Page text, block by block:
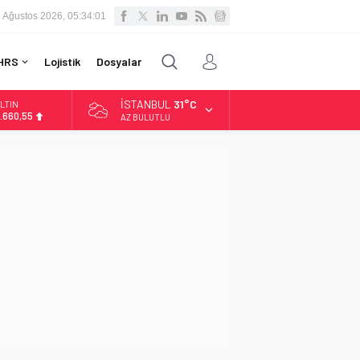
Ağustos 2026, 05:34:02
Lojistik Dosyalar
İSTANBUL 31°C
AZ BULUTLU